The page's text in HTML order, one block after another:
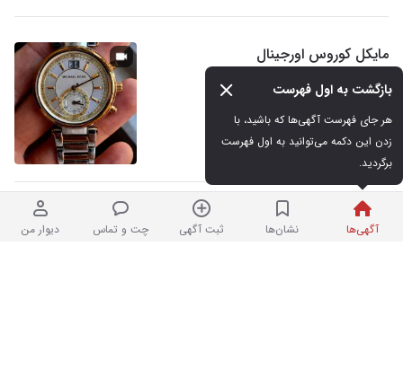
آگهی‌ها
بازگشت به اول فهرست
برگردید.
نشان‌ها ثبت آگهی چت و تماس دیوار من
مایکل کوروس اورجینال
۱۰,۰۰۰,۰۰۰ تومان
هفتهٔ پیش در نصرت
انگشتر عقیق یمن